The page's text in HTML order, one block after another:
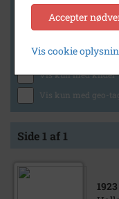
Vis kun med
Vis kun med
Vis kun med kilder
Vis kun med geo-
Side 1 af 1
1923
Accepter
Vis cookie